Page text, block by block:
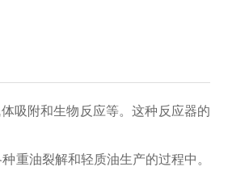
吸附和生物反应等。这种反应器的
油裂解和轻质油生产的过程中。